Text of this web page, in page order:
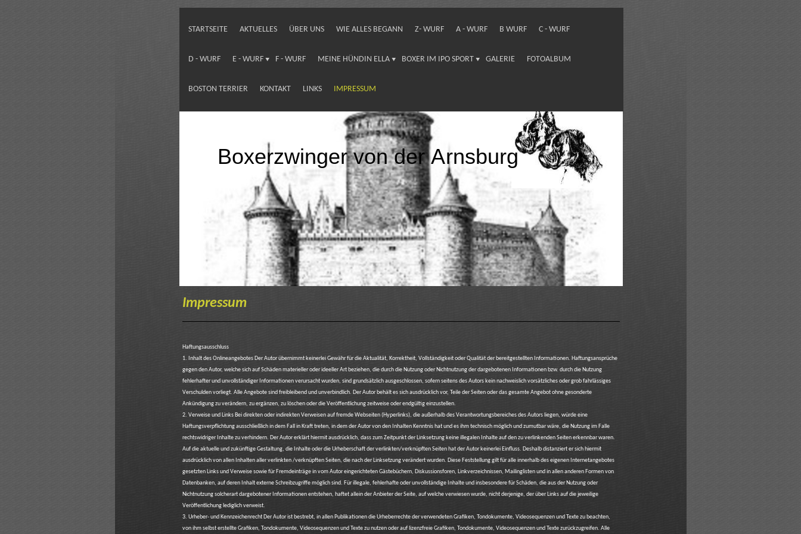
STARTSEITE AKTUELLES ÜBER UNS WIE ALLES BEGANN Z- WURF A - WURF B WURF C - WURF
D - WURF E - WURF F - WURF MEINE HÜNDIN ELLA BOXER IM IPO SPORT GALERIE FOTOALBUM
BOSTON TERRIER KONTAKT LINKS IMPRESSUM
Boxerzwinger von der Arnsburg
Impressum
Haftungsausschluss
1. Inhalt des Onlineangebotes Der Autor übernimmt keinerlei Gewähr für die Aktualität, Korrektheit, Vollständigkeit oder Qualität der bereitgestellten Informationen. Haftungsansprüche
gegen den Autor, welche sich auf Schäden materieller oder ideeller Art beziehen, die durch die Nutzung oder Nichtnutzung der dargebotenen Informationen bzw. durch die Nutzung
fehlerhafter und unvollständiger Informationen verursacht wurden, sind grundsätzlich ausgeschlossen, sofern seitens des Autors kein nachweislich vorsätzliches oder grob fahrlässiges
Verschulden vorliegt. Alle Angebote sind freibleibend und unverbindlich. Der Autor behält es sich ausdrücklich vor, Teile der Seiten oder das gesamte Angebot ohne gesonderte
Ankündigung zu verändern, zu ergänzen, zu löschen oder die Veröffentlichung zeitweise oder endgültig einzustellen.
2. Verweise und Links Bei direkten oder indirekten Verweisen auf fremde Webseiten (Hyperlinks), die außerhalb des Verantwortungsbereiches des Autors liegen, würde eine
Haftungsverpflichtung ausschließlich in dem Fall in Kraft treten, in dem der Autor von den Inhalten Kenntnis hat und es ihm technisch möglich und zumutbar wäre, die Nutzung im Falle
rechtswidriger Inhalte zu verhindern. Der Autor erklärt hiermit ausdrücklich, dass zum Zeitpunkt der Linksetzung keine illegalen Inhalte auf den zu verlinkenden Seiten erkennbar waren.
Auf die aktuelle und zukünftige Gestaltung, die Inhalte oder die Urheberschaft der verlinkten/verknüpften Seiten hat der Autor keinerlei Einfluss. Deshalb distanziert er sich hiermit
ausdrücklich von allen Inhalten aller verlinkten /verknüpften Seiten, die nach der Linksetzung verändert wurden. Diese Feststellung gilt für alle innerhalb des eigenen Internetangebotes
gesetzten Links und Verweise sowie für Fremdeinträge in vom Autor eingerichteten Gästebüchern, Diskussionsforen, Linkverzeichnissen, Mailinglisten und in allen anderen Formen von
Datenbanken, auf deren Inhalt externe Schreibzugriffe möglich sind. Für illegale, fehlerhafte oder unvollständige Inhalte und insbesondere für Schäden, die aus der Nutzung oder
Nichtnutzung solcherart dargebotener Informationen entstehen, haftet allein der Anbieter der Seite, auf welche verwiesen wurde, nicht derjenige, der über Links auf die jeweilige
Veröffentlichung lediglich verweist.
3. Urheber- und Kennzeichenrecht Der Autor ist bestrebt, in allen Publikationen die Urheberrechte der verwendeten Grafiken, Tondokumente, Videosequenzen und Texte zu beachten,
von ihm selbst erstellte Grafiken, Tondokumente, Videosequenzen und Texte zu nutzen oder auf lizenzfreie Grafiken, Tondokumente, Videosequenzen und Texte zurückzugreifen. Alle